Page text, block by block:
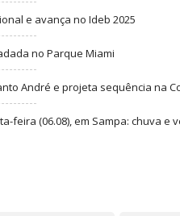
e avança no Ideb 2025
no Parque Miami
André e projeta sequência na
feira (06.08), em Sampa: chuva e